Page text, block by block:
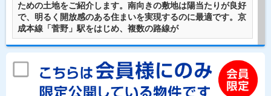
ための土地をご紹介します。南向きの敷地は陽当たりが良好
で、明るく開放感のある住まいを実現するのに最適です。京
成本線「菅野」駅をはじめ、複数の路線が